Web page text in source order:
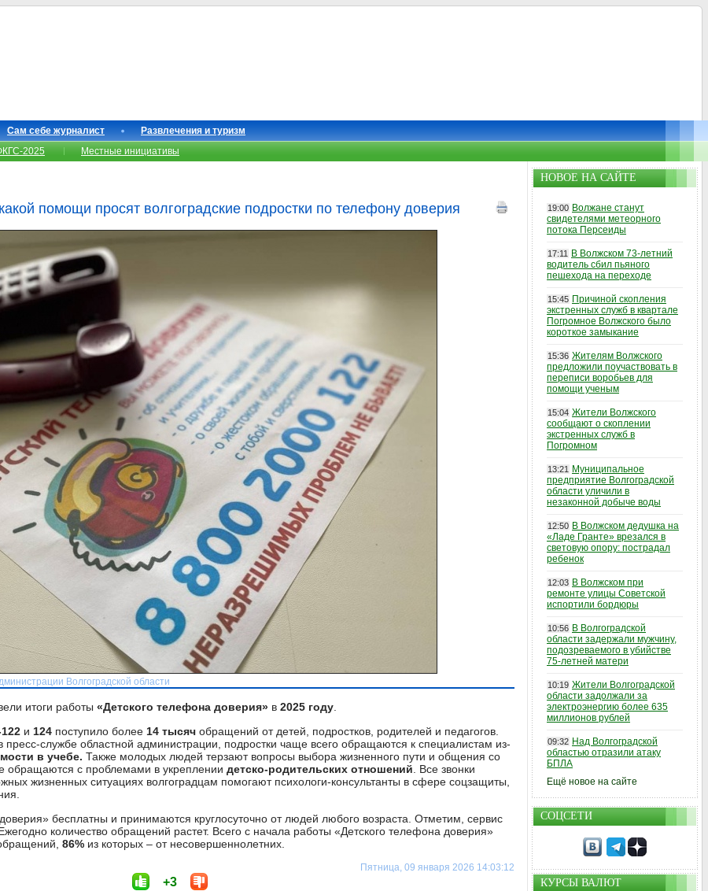
Сам себе журналист
Развлечения и туризм
2025 Местные инициативы
помощи просят волгоградские подростки по телефону доверия
Волгоградской области
итоги работы «Детского телефона доверия» в 2025 году
и 124 поступило более 14 тысяч обращений от детей, подростков, родителей и педагогов.
пресс-службе областной администрации, подростки чаще всего обращаются к специалистам из-
в учебе. Также молодых людей терзают вопросы выбора жизненного пути и общения со
обращаются с проблемами в укреплении детско-родительских отношений . Все звонки
жизненных ситуациях волгоградцам помогают психологи-консультанты в сфере соцзащиты,
бесплатны и принимаются круглосуточно от людей любого возраста. Отметим, сервис
Ежегодно количество обращений растет. Всего с начала работы «Детского телефона доверия»
86% из которых – от несовершеннолетних.
Пятница, 09 января 2026 14:03:12
+3
НОВОЕ НА САЙТЕ
19:00 Волжане станут
свидетелями метеорного
потока Персеиды
17:11
В Волжском 73-летний
водитель сбил пьяного
пешехода на переходе
15:45 Причиной скопления
экстренных служб в квартале
Погромное Волжского было
короткое замыкание
15:36 Жителям Волжского
предложили поучаствовать в
переписи воробьев для
помощи ученым
15:04 Жители Волжского
сообщают о скоплении
экстренных служб в
Погромном
13:21
Муниципальное
предприятие Волгоградской
области уличили в
незаконной добыче воды
12:50 В Волжском дедушка на
«Ладе Гранте» врезался в
световую опору: пострадал
ребенок
12:03 В Волжском при
ремонте улицы Советской
испортили бордюры
10:56 В Волгоградской
области задержали мужчину,
подозреваемого в убийстве
75-летней матери
10:19 Жители Волгоградской
области задолжали за
электроэнергию более 635
миллионов рублей
09:32 Над Волгоградской
областью отразили атаку
БПЛА
Ещё новое на сайте
СОЦСЕТИ
КУРСЫ ВАЛЮТ